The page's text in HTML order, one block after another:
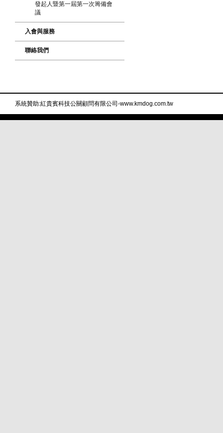
發起人暨第一屆第一次籌備會
議
入會與服務
聯絡我們
系統贊助:紅貴賓科技公關顧問有限公司-www.kmdog.com.tw